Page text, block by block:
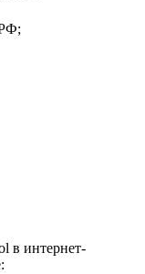
в интернет-